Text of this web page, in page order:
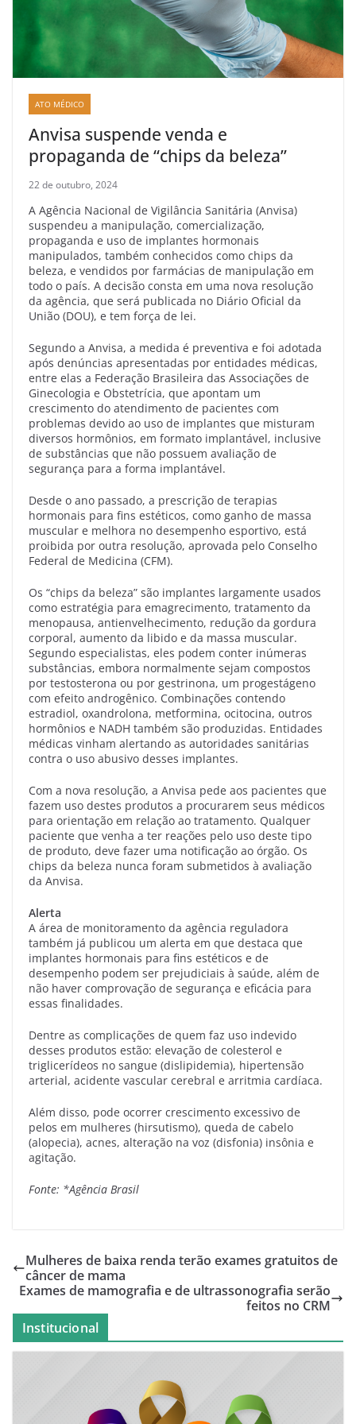
ATO MÉDICO
Anvisa suspende venda e
propaganda de “chips da beleza”
22 de outubro, 2024
A Agência Nacional de Vigilância Sanitária (Anvisa)
suspendeu a manipulação, comercialização,
propaganda e uso de implantes hormonais
manipulados, também conhecidos como chips da
beleza, e vendidos por farmácias de manipulação em
todo o país. A decisão consta em uma nova resolução
da agência, que será publicada no Diário Oficial da
União (DOU), e tem força de lei.
Segundo a Anvisa, a medida é preventiva e foi adotada
após denúncias apresentadas por entidades médicas,
entre elas a Federação Brasileira das Associações de
Ginecologia e Obstetrícia, que apontam um
crescimento do atendimento de pacientes com
problemas devido ao uso de implantes que misturam
diversos hormônios, em formato implantável, inclusive
de substâncias que não possuem avaliação de
segurança para a forma implantável.
Desde o ano passado, a prescrição de terapias
hormonais para fins estéticos, como ganho de massa
muscular e melhora no desempenho esportivo, está
proibida por outra resolução, aprovada pelo Conselho
Federal de Medicina (CFM).
Os “chips da beleza” são implantes largamente usados
como estratégia para emagrecimento, tratamento da
menopausa, antienvelhecimento, redução da gordura
corporal, aumento da libido e da massa muscular.
Segundo especialistas, eles podem conter inúmeras
substâncias, embora normalmente sejam compostos
por testosterona ou por gestrinona, um progestágeno
com efeito androgênico. Combinações contendo
estradiol, oxandrolona, metformina, ocitocina, outros
hormônios e NADH também são produzidas. Entidades
médicas vinham alertando as autoridades sanitárias
contra o uso abusivo desses implantes.
Com a nova resolução, a Anvisa pede aos pacientes que
fazem uso destes produtos a procurarem seus médicos
para orientação em relação ao tratamento. Qualquer
paciente que venha a ter reações pelo uso deste tipo
de produto, deve fazer uma notificação ao órgão. Os
chips da beleza nunca foram submetidos à avaliação
da Anvisa.
Alerta
A área de monitoramento da agência reguladora
também já publicou um alerta em que destaca que
implantes hormonais para fins estéticos e de
desempenho podem ser prejudiciais à saúde, além de
não haver comprovação de segurança e eficácia para
essas finalidades.
Dentre as complicações de quem faz uso indevido
desses produtos estão: elevação de colesterol e
triglicerídeos no sangue (dislipidemia), hipertensão
arterial, acidente vascular cerebral e arritmia cardíaca.
Além disso, pode ocorrer crescimento excessivo de
pelos em mulheres (hirsutismo), queda de cabelo
(alopecia), acnes, alteração na voz (disfonia) insônia e
agitação.
Fonte: *Agência Brasil
Mulheres de baixa renda terão exames gratuitos de
câncer de mama
Exames de mamografia e de ultrassonografia serão
feitos no CRM
Institucional